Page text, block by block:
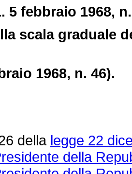
5 febbraio 1968,
scala graduale
1968, n. 46).
della legge 22
della